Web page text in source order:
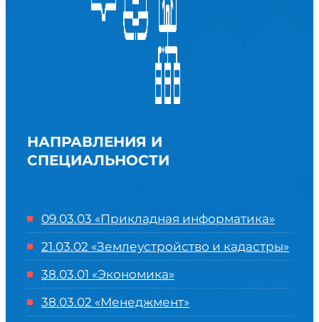
НАПРАВЛЕНИЯ И
СПЕЦИАЛЬНОСТИ
09.03.03 «Прикладная информатика»
21.03.02 «Землеустройство и кадастры»
38.03.01 «Экономика»
38.03.02 «Менеджмент»